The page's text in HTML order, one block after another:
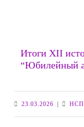
Итоги XII
“Юбилейный
23.03.2026 23.03.2026
НСП